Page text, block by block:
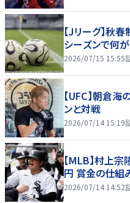
【Jリーグ】秋
シーズンで何
2026/07/15 15:55
【UFC】朝倉
ンと対戦
2026/07/14 15:19
【MLB】村上
円 賞金の仕組
2026/07/14 14:52